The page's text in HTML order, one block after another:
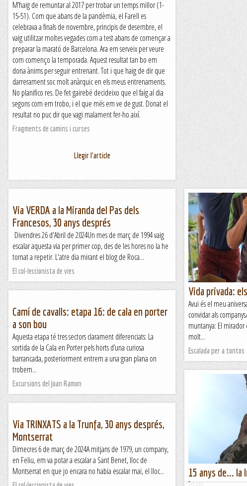
M’haig de remuntar al 2017 per trobar un temps millor (1-
15-51). Com que abans de la pandèmia, el Farell es
celebrava a finals de novembre, principis de desembre, el
vaig utilitzar moltes vegades com a test abans de començar a
preparar la marató de Barcelona. Ara em serveix per veure
com començo la temporada. Aquest resultat tan bo em
dona ànims per seguir entrenant. Tot i que haig de dir que
darrerament soc molt anàrquic en els meus entrenaments.
No planifico res. De fet gairebé decideixo que el faig al dia
segons com em trobo, i el que més em ve de gust. Donat el
resultat no puc dir que vagi malament fer-ho així.
Fragments de camins i curses
Llegir l'article
Via VERDA a la Miranda del Pas dels
Francesos, 30 anys després
Divendres 26 d'Abril de 2024Un mes de març de 1994 vaig
escalar aquesta via per primer cop, des de les hores no la he
tornat a repetir. L'atre dia mirant el blog de Roca...
El col·leccionista de vies
Vida privada:
Avui és el meu
convidar als
muntanya: El
molt...
Escalada per a tontos
Camí de cavalls: etapa 16: de cala en porter
a son bou
Aquesta etapa té tres sectors clarament diferenciats: La
sortida de la Cala en Porter pels horts d’una curiosa
barrancada, posteriorment entrem a una gran plana on
trobem...
Excursions del Joan Ramon
15 anys de... la
Via TRINXATS a la Trunfa, 30 anys després,
Montserrat
Dimecres 6 de març de 2024A mitjans de 1979, un company,
en Feliu, em va potar a escalar a Sant Benet, lloc de
Montserrat en que jo encara no habia escalar mai, el lloc...